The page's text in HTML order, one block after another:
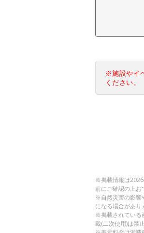
※施設やイ
ください。
※掲載情報は2026
前にご確認の上お
※自然災害の影響
になる場合があり
※掲載されている
載(二次使用)は禁止